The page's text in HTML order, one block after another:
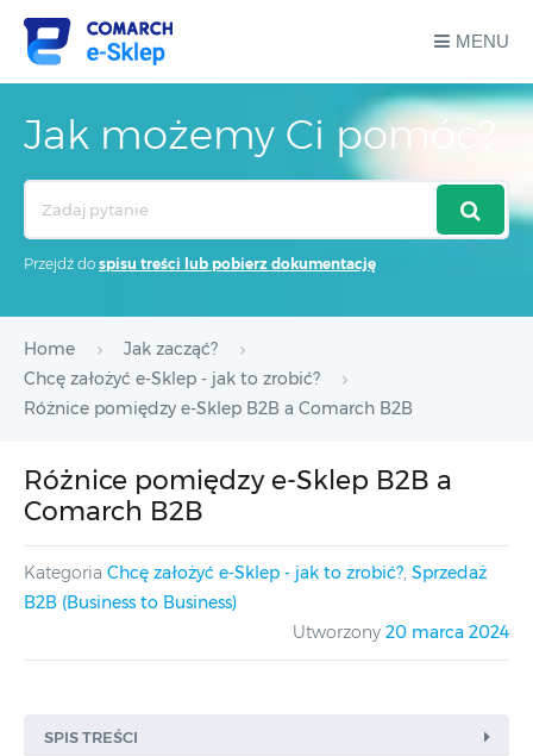
MENU
Jak możemy Ci pomóc?
Przejdź do spisu treści lub pobierz dokumentację
Home
Jak zacząć?
Chcę założyć e-Sklep - jak to zrobić?
Różnice pomiędzy e-Sklep B2B a Comarch B2B
Różnice pomiędzy e-Sklep B2B a
Comarch B2B
Kategoria Chcę założyć e-Sklep - jak to zrobić?, Sprzedaż
B2B (Business to Business)
Utworzony 20 marca 2024
SPIS TREŚCI